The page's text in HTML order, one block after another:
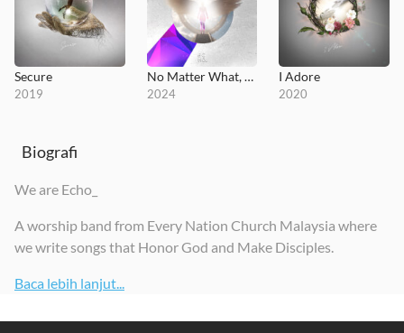
Secure
2019
No Matter What, Vol. 2
2024
I Adore
2020
No Matter What, Vol. 1 Love Is Alive
2019
Biografi
We are Echo_
A worship band from Every Nation Church Malaysia where
we write songs that Honor God and Make Disciples.
Baca lebih lanjut...